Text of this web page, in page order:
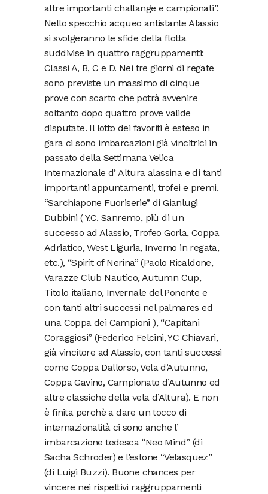
altre importanti challange e campionati”.
Nello specchio acqueo antistante Alassio
si svolgeranno le sfide della flotta
suddivise in quattro raggruppamenti:
Classi A, B, C e D. Nei tre giorni di regate
sono previste un massimo di cinque
prove con scarto che potrà avvenire
soltanto dopo quattro prove valide
disputate. Il lotto dei favoriti è esteso in
gara ci sono imbarcazioni già vincitrici in
passato della Settimana Velica
Internazionale d’ Altura alassina e di tanti
importanti appuntamenti, trofei e premi.
“Sarchiapone Fuoriserie” di Gianlugi
Dubbini ( Y.C. Sanremo, più di un
successo ad Alassio, Trofeo Gorla, Coppa
Adriatico, West Liguria, Inverno in regata,
etc.), “Spirit of Nerina” (Paolo Ricaldone,
Varazze Club Nautico, Autumn Cup,
Titolo italiano, Invernale del Ponente e
con tanti altri successi nel palmares ed
una Coppa dei Campioni ), “Capitani
Coraggiosi” (Federico Felcini, YC Chiavari,
già vincitore ad Alassio, con tanti successi
come Coppa Dallorso, Vela d’Autunno,
Coppa Gavino, Campionato d’Autunno ed
altre classiche della vela d’Altura). E non
è finita perchè a dare un tocco di
internazionalità ci sono anche l’
imbarcazione tedesca “Neo Mind” (di
Sacha Schroder) e l’estone “Velasquez”
(di Luigi Buzzi). Buone chances per
vincere nei rispettivi raggruppamenti